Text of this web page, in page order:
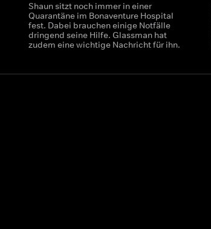
Shaun sitzt noch immer in einer
Quarantäne im Bonaventure Hospital
fest. Dabei brauchen einige Notfälle
dringend seine Hilfe. Glassman hat
zudem eine wichtige Nachricht für ihn.